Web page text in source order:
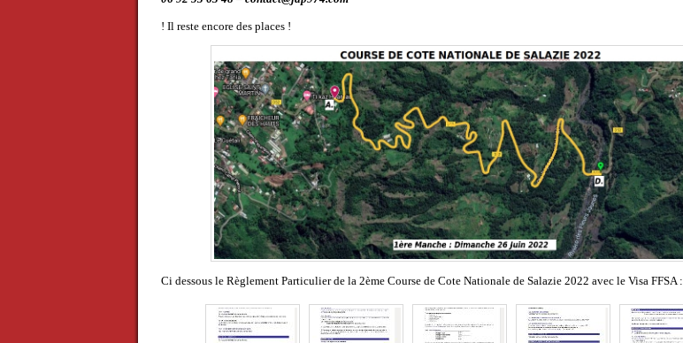
! Il reste encore des places !
Ci dessous le Règlement Particulier de la 2ème Course de Cote Nationale de Salazie 2022 avec le Visa FFSA :